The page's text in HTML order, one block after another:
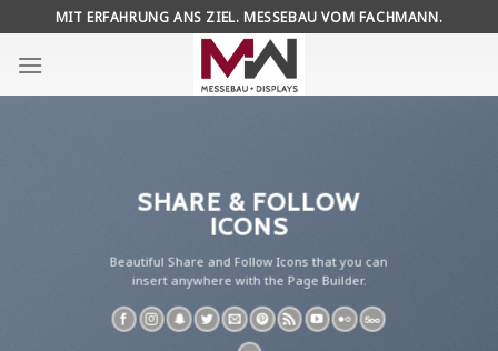
to
content
MIT ERFAHRUNG ANS ZIEL. MESSEBAU VOM FACHMANN.
SHARE & FOLLOW
ICONS
Beautiful Share and Follow Icons that you can
insert anywhere with the Page Builder.